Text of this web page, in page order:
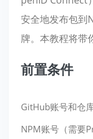
安全地发布包到
牌。本教程将带
前置条件
GitHub账号和仓
NPM账号（需要